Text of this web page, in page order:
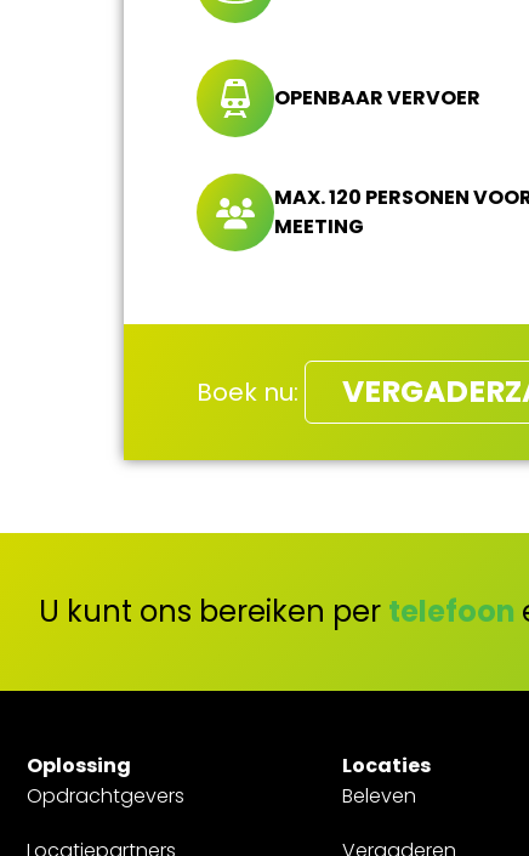
OPENBAAR VERVOER
MAX. 120 PERSONEN
MEETING
Boek nu:
U kunt ons bereiken per telefoon
Oplossing
Opdrachtgevers
Locatiepartners
Locaties
Beleven
Vergaderen